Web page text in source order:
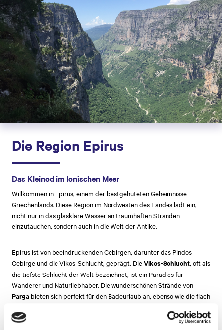
Die Region Epirus
Das Kleinod im Ionischen Meer
Willkommen in Epirus, einem der bestgehüteten Geheimnisse
Griechenlands. Diese Region im Nordwesten des Landes lädt ein,
nicht nur in das glasklare Wasser an traumhaften Stränden
einzutauchen, sondern auch in die Welt der Antike.
Epirus ist von beeindruckenden Gebirgen, darunter das Pindos-
Gebirge und die Vikos-Schlucht, geprägt. DieVikos-Schlucht, oft als
die tiefste Schlucht der Welt bezeichnet, ist ein Paradies für
Wanderer und Naturliebhaber. Die wunderschönen Strände von
Parga bieten sich perfekt für den Badeurlaub an, ebenso wie die flach
beeindrucken ruhige naturbelassene Strände, perfekt zum